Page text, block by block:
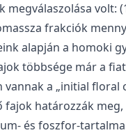
frakciók
alapján a homoki
többsége már a
a „initial
határozzák
és foszfor-